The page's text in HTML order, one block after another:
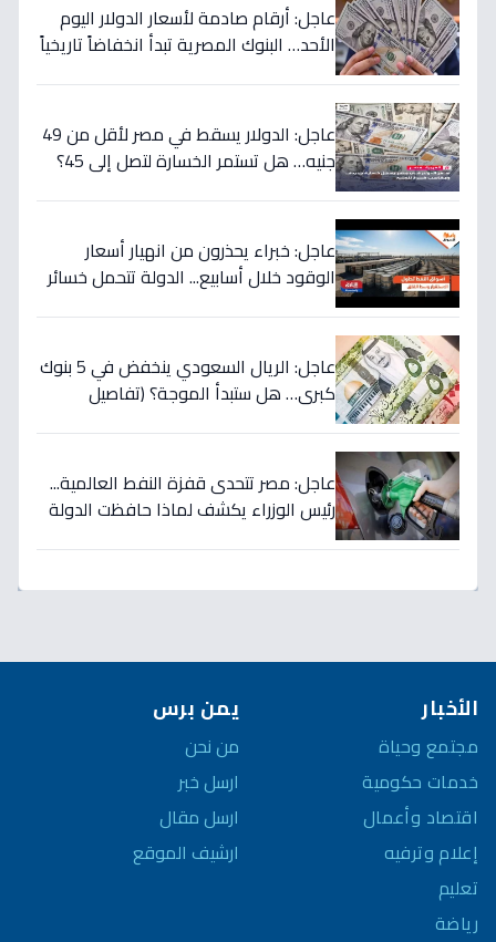
عاجل: أرقام صادمة لأسعار الدولار اليوم
الأحد… البنوك المصرية تبدأ انخفاضاً تاريخياً
عاجل: الدولار يسقط في مصر لأقل من 49
جنيه… هل تستمر الخسارة لتصل إلى 45؟
عاجل: خبراء يحذرون من انهيار أسعار
الوقود خلال أسابيع... الدولة تتحمل خسائر
عاجل: الريال السعودي ينخفض في 5 بنوك
كبرى… هل ستبدأ الموجة؟ (تفاصيل
عاجل: مصر تتحدى قفزة النفط العالمية...
رئيس الوزراء يكشف لماذا حافظت الدولة
الأخبار
مجتمع وحياة
خدمات حكومية
اقتصاد وأعمال
إعلام وترفيه
تعليم
رياضة
يمن برس
من نحن
ارسل خبر
ارسل مقال
ارشيف الموقع